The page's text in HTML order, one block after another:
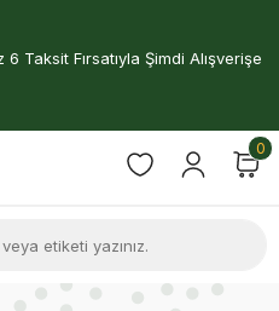
Taksit Fırsatıyla Şimdi Alışverişe
0